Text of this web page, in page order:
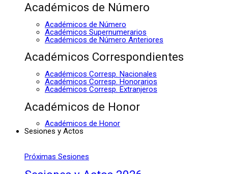
Académicos de Número
Académicos de Número
Académicos Supernumerarios
Académicos de Número Anteriores
Académicos Correspondientes
Académicos Corresp. Nacionales
Académicos Corresp. Honorarios
Académicos Corresp. Extranjeros
Académicos de Honor
Académicos de Honor
Sesiones y Actos
Próximas Sesiones